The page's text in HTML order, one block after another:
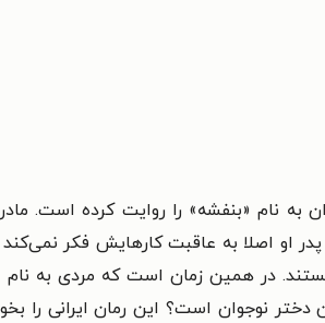
به نام «بنفشه» را روایت کرده است.
او اصلا به عاقبت کارهایش فکر
در همین زمان است که مردی به
نوجوان است؟ این رمان ایرانی را